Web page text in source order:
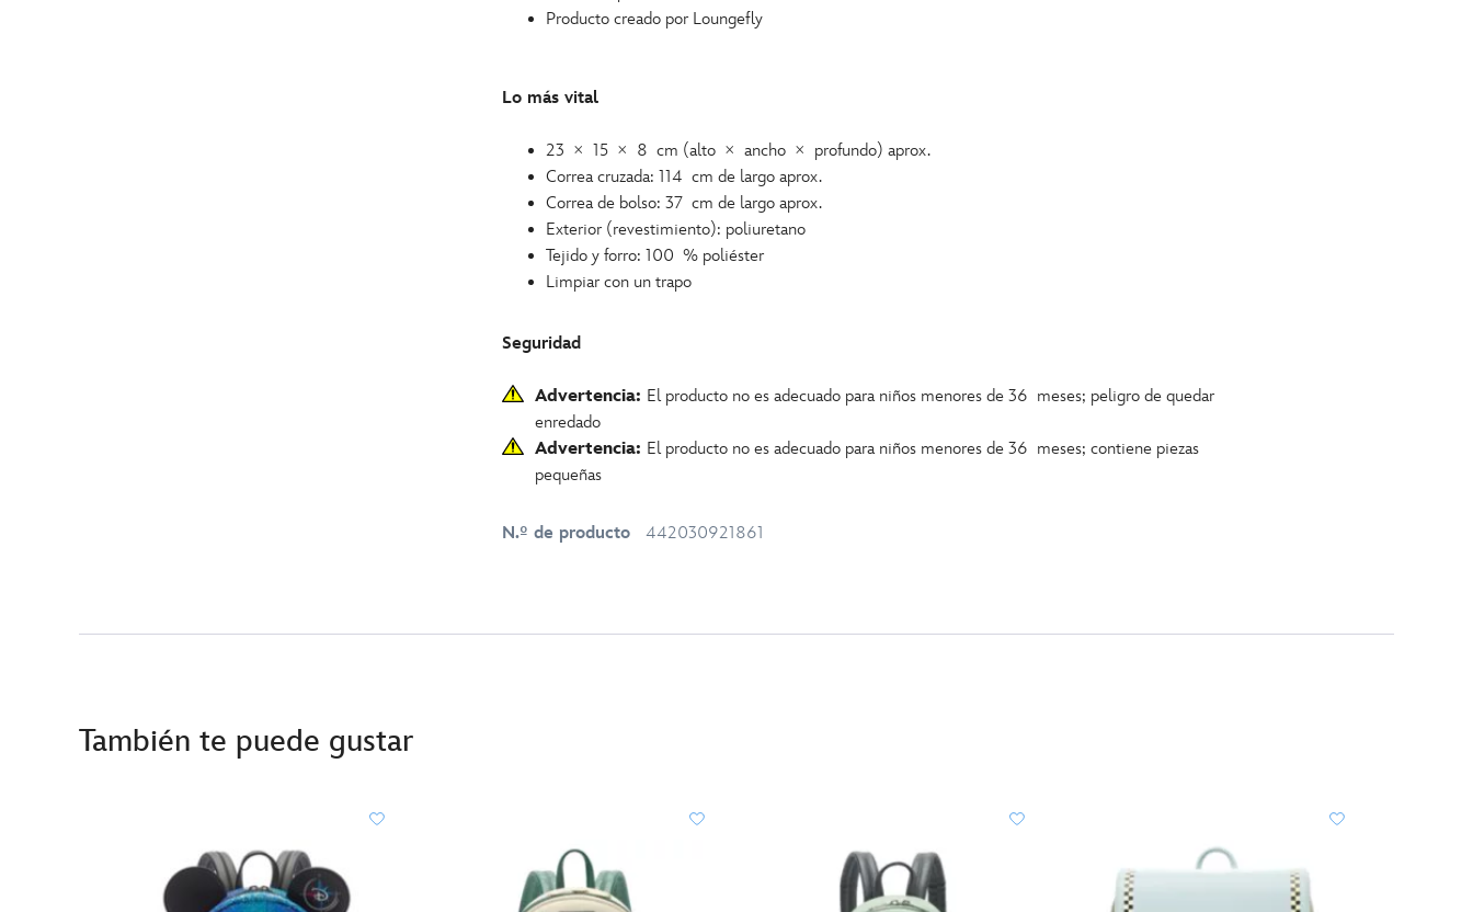
Producto creado por Loungefly
Lo más vital
23 × 15 × 8 cm (alto × ancho × profundo) aprox.
Correa cruzada: 114 cm de largo aprox.
Correa de bolso: 37 cm de largo aprox.
Exterior (revestimiento): poliuretano
Tejido y forro: 100 % poliéster
Limpiar con un trapo
Seguridad
Advertencia: El producto no es adecuado para niños menores de 36 meses; peligro de quedar
enredado
Advertencia: El producto no es adecuado para niños menores de 36 meses; contiene piezas
pequeñas
N.º de producto 442030921861
También te puede gustar